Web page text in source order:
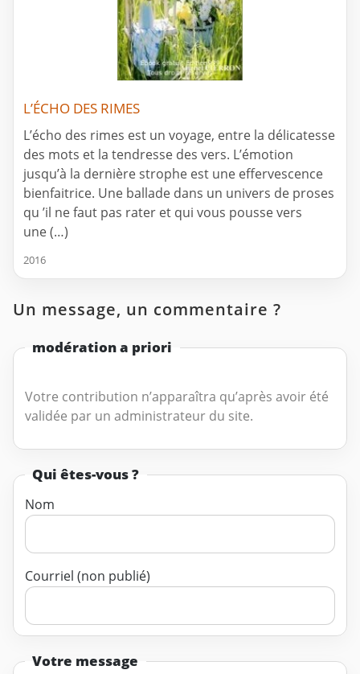
L’ÉCHO DES RIMES
L’écho des rimes est un voyage, entre la délicatesse
des mots et la tendresse des vers. L’émotion
jusqu’à la dernière strophe est une effervescence
bienfaitrice. Une ballade dans un univers de proses
qu ’il ne faut pas rater et qui vous pousse vers
une (…)
2016
Un message, un commentaire ?
modération a priori
Votre contribution n’apparaîtra qu’après avoir été
validée par un administrateur du site.
Qui êtes-vous ?
Nom
Courriel (non publié)
Votre message